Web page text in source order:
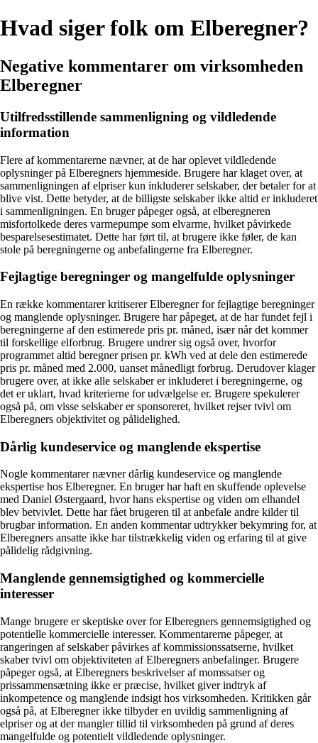
Hvad siger folk om Elberegner?
Negative kommentarer om virksomheden
Elberegner
Utilfredsstillende sammenligning og vildledende
information
Flere af kommentarerne nævner, at de har oplevet vildledende
oplysninger på Elberegners hjemmeside. Brugere har klaget over, at
sammenligningen af elpriser kun inkluderer selskaber, der betaler for at
blive vist. Dette betyder, at de billigste selskaber ikke altid er inkluderet
i sammenligningen. En bruger påpeger også, at elberegneren
misfortolkede deres varmepumpe som elvarme, hvilket påvirkede
besparelsesestimatet. Dette har ført til, at brugere ikke føler, de kan
stole på beregningerne og anbefalingerne fra Elberegner.
Fejlagtige beregninger og mangelfulde oplysninger
En række kommentarer kritiserer Elberegner for fejlagtige beregninger
og manglende oplysninger. Brugere har påpeget, at de har fundet fejl i
beregningerne af den estimerede pris pr. måned, især når det kommer
til forskellige elforbrug. Brugere undrer sig også over, hvorfor
programmet altid beregner prisen pr. kWh ved at dele den estimerede
pris pr. måned med 2.000, uanset månedligt forbrug. Derudover klager
brugere over, at ikke alle selskaber er inkluderet i beregningerne, og
det er uklart, hvad kriterierne for udvælgelse er. Brugere spekulerer
også på, om visse selskaber er sponsoreret, hvilket rejser tvivl om
Elberegners objektivitet og pålidelighed.
Dårlig kundeservice og manglende ekspertise
Nogle kommentarer nævner dårlig kundeservice og manglende
ekspertise hos Elberegner. En bruger har haft en skuffende oplevelse
med Daniel Østergaard, hvor hans ekspertise og viden om elhandel
blev betvivlet. Dette har fået brugeren til at anbefale andre kilder til
brugbar information. En anden kommentar udtrykker bekymring for, at
Elberegners ansatte ikke har tilstrækkelig viden og erfaring til at give
pålidelig rådgivning.
Manglende gennemsigtighed og kommercielle
interesser
Mange brugere er skeptiske over for Elberegners gennemsigtighed og
potentielle kommercielle interesser. Kommentarerne påpeger, at
rangeringen af selskaber påvirkes af kommissionssatserne, hvilket
skaber tvivl om objektiviteten af ​​Elberegners anbefalinger. Brugere
påpeger også, at Elberegners beskrivelser af momssatser og
prissammensætning ikke er præcise, hvilket giver indtryk af
inkompetence og manglende indsigt hos virksomheden. Kritikken går
også på, at Elberegner ikke tilbyder en uvildig sammenligning af
elpriser og at der mangler tillid til virksomheden på grund af deres
mangelfulde og potentielt vildledende oplysninger.